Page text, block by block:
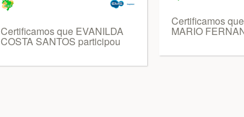
Certificamos que EVANILDA
COSTA SANTOS participou
Certificamos
MARIO